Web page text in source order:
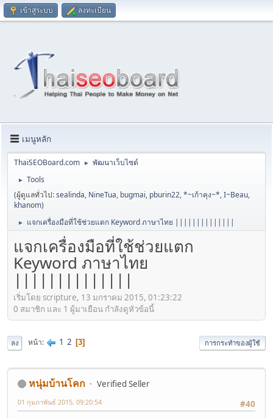
เข้าสู่ระบบ ลงทะเบียน
เมนูหลัก
ThaiSEOBoard.com ► พัฒนาเว็บไซต์
►
Tools
(ผู้ดูแลทั่วไป:sealinda, NineTua, bugmai, pburin22,*~เก้าคุง~*,I~Beau,
khanom)
► แจกเครื่องมือที่ใช้ช่วยแตก Keyword ภาษาไทย ||||||||||||||
แจกเครื่องมือที่ใช้ช่วยแตก
Keyword ภาษาไทย
||||||||||||||
เริ่มโดย scripture, 13 มกราคม 2015, 01:23:22
0 สมาชิก และ 1 ผู้มาเยือน กำลังดูหัวข้อนี้
ลง หน้า 1 2 3 การกระทำของผู้ใช้
หนุ่มบ้านโคก
Verified Seller
#40
01 กุมภาพันธ์ 2015, 09:20:54